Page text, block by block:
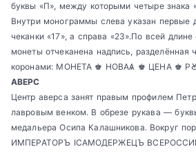
буквы «П», между которыми четыре знака
Внутри монограммы слева указан первые
чеканки «17», а справа «23».По всей
монеты отчеканена надпись,
коронами: МОНЕТА ♚ НОВАѦ ♚ ЦЕНА ♚
АВЕРС
Центр аверса занят правым профилем
лавровым венком. В обрезе рукава —
медальера Осипа Калашникова. Вокруг
ИМПЕРАТОРЪ IСАМОДЕРЖЕЦЪ